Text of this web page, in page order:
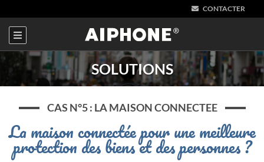
CONTACTER
SOLUTIONS
CAS N°5 : LA MAISON CONNECTEE
La maison connectée pour une meilleure
protection des biens et des personnes ?